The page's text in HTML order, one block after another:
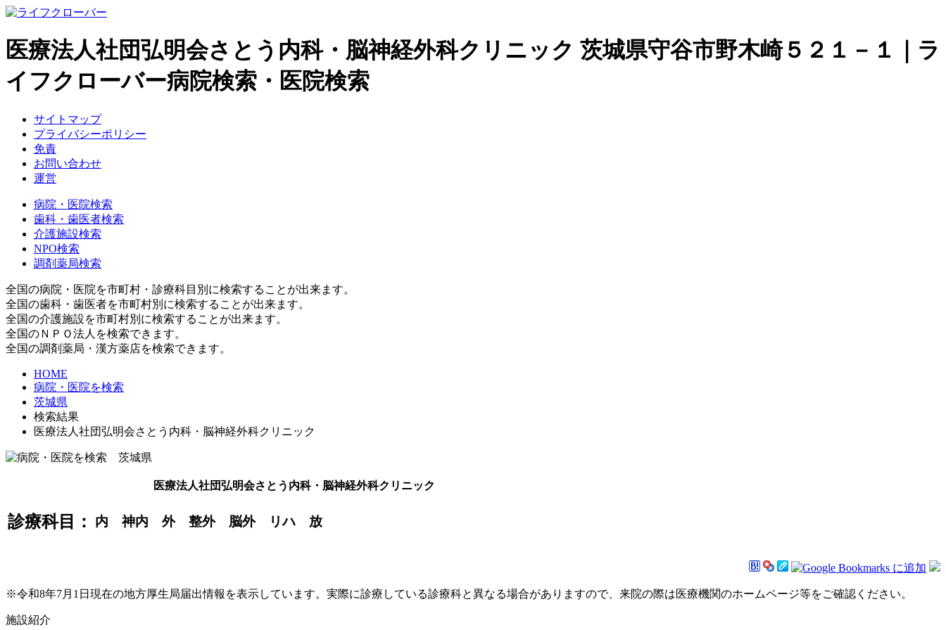
医療法人社団弘明会さとう内科・脳神経外科クリニック 茨城県守谷市野木崎５２１－１｜ラ
イフクローバー病院検索・医院検索
サイトマップ
プライバシーポリシー
免責
お問い合わせ
運営
病院・医院検索
歯科・歯医者検索
介護施設検索
NPO検索
調剤薬局検索
全国の病院・医院を市町村・診療科目別に検索することが出来ます。
全国の歯科・歯医者を市町村別に検索することが出来ます。
全国の介護施設を市町村別に検索することが出来ます。
全国のＮＰＯ法人を検索できます。
全国の調剤薬局・漢方薬店を検索できます。
HOME
病院・医院を検索
茨城県
検索結果
医療法人社団弘明会さとう内科・脳神経外科クリニック
医療法人社団弘明会さとう内科・脳神経外科クリニック
診療科目： 内 神内 外 整外 脳外 リハ 放
※令和8年7月1日現在の地方厚生局届出情報を表示しています。実際に診療している診療科と異なる場合がありますので、来院の際は医療機関のホームページ等をご確認ください。
施設紹介